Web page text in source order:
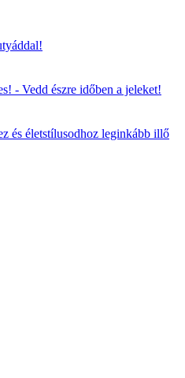
- Vedd észre időben a jeleket!
és életstílusodhoz leginkább illő